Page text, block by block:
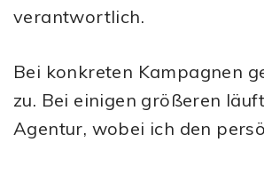
verantwortlich.
Bei konkreten Kampagnen
zu. Bei einigen größeren
Agentur, wobei ich den